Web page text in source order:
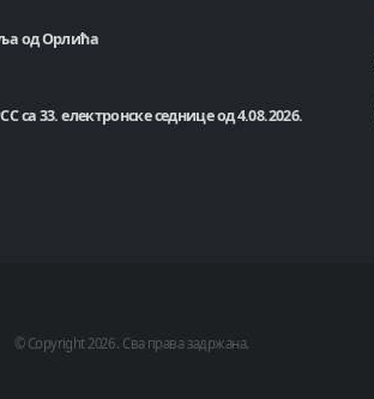
од Орлића
са 33. електронске седнице од 4.08.2026.
© Copyright 2026 . Сва права задржана.